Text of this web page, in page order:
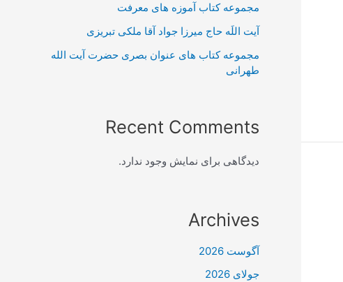
مجموعه کتاب آموزه های معرفت
آیت اللَه حاج میرزا جواد آقا ملکی تبریزی
مجموعه کتاب های عنوان بصری حضرت آیت الله
طهرانی
Recent Comments
دیدگاهی برای نمایش وجود ندارد.
Archives
آگوست 2026
جولای 2026